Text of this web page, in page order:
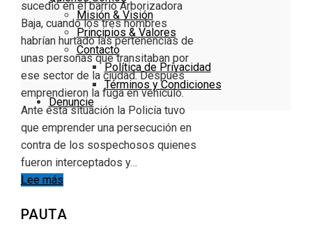
Misión & Visión
Principios & Valores
Contacto
Política de Privacidad
Términos y Condiciones
Denuncie
sucedió en el barrio Arborizadora
Baja, cuando los tres hombres
habrían hurtado las pertenencias de
unas personas que transitaban por
ese sector de la ciudad. Después
emprendieron la fuga en vehículo.
Ante está situación la Policía tuvo
que emprender una persecución en
contra de los sospechosos quienes
fueron interceptados y…
Lee más
PAUTA